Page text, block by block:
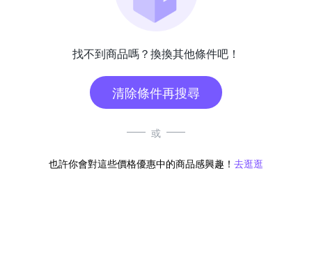
找不到商品嗎？換換其他條件吧！
清除條件再搜尋
或
也許你會對這些價格優惠中的商品感興趣！ 去逛逛